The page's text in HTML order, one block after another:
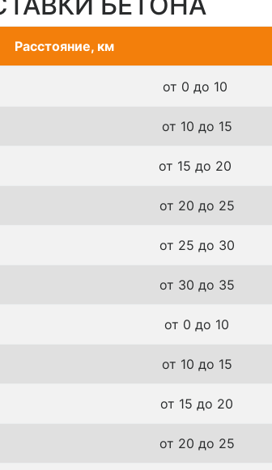
Расстояние, км
от 0 до 10
от 10 до 15
от 15 до 20
от 20 до 25
от 25 до 30
от 30 до 35
от 0 до 10
от 10 до 15
от 15 до 20
от 20 до 25